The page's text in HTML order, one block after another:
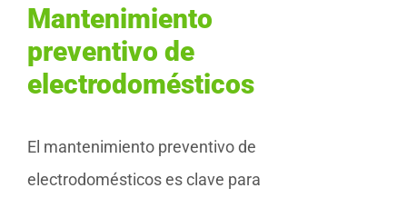
Mantenimiento
preventivo de
electrodomésticos
El mantenimiento preventivo de
electrodomésticos es clave para